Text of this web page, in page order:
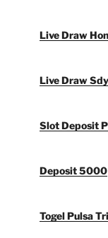
Live Draw
Live Draw Sdy
Slot Deposit
Deposit 5000
Togel Pulsa Tri